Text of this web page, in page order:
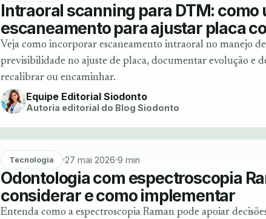
Intraoral scanning para DTM: como
escaneamento para ajustar placa
Veja como incorporar escaneamento intraoral no manejo
previsibilidade no ajuste de placa, documentar evolução e
recalibrar ou encaminhar.
Equipe Editorial Siodonto
Autoria editorial do Blog Siodonto
Tecnologia 27 mai 2026 9 min
Odontologia com espectroscopia
considerar e como implementar
Entenda como a espectroscopia Raman pode apoiar